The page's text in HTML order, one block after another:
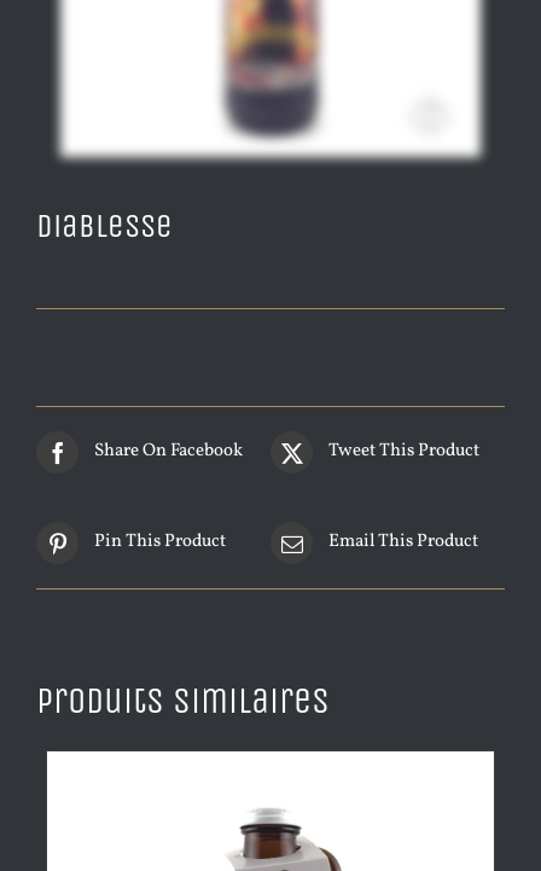
Diablesse
Share On Facebook Tweet This Product
Pin This Product Email This Product
Produits similaires